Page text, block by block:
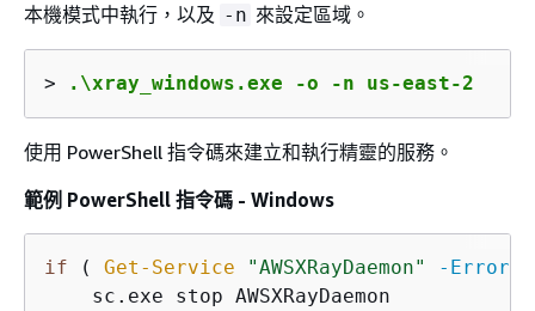
本機模式中執行，以及 -n 來設定區域。
> .\xray_windows.exe -o -n us-east-2
使用 PowerShell 指令碼來建立和執行精靈的服務。
範例 PowerShell 指令碼 - Windows
if ( Get-Service "AWSXRayDaemon"
-
    sc.exe stop AWSXRayDaemon